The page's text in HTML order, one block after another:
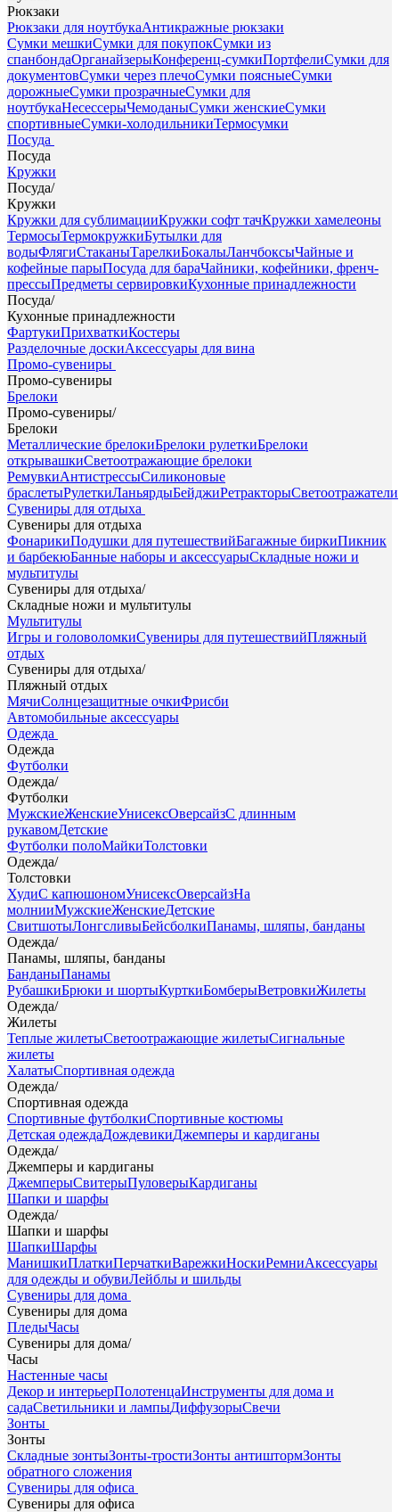
Рюкзаки
Рюкзаки для ноутбукаАнтикражные рюкзаки
Сумки мешкиСумки для покупокСумки из
спанбондаОрганайзерыКонференц-сумкиПортфелиСумки для
документовСумки через плечоСумки поясныеСумки
дорожныеСумки прозрачныеСумки для
ноутбукаНесессерыЧемоданыСумки женскиеСумки
спортивныеСумки-холодильникиТермосумки
Посуда
Посуда
Кружки
Посуда/
Кружки
Кружки для сублимацииКружки софт тачКружки хамелеоны
ТермосыТермокружкиБутылки для
водыФлягиСтаканыТарелкиБокалыЛанчбоксыЧайные и
кофейные парыПосуда для бараЧайники, кофейники, френч-
прессыПредметы сервировкиКухонные принадлежности
Посуда/
Кухонные принадлежности
ФартукиПрихваткиКостеры
Разделочные доскиАксессуары для вина
Промо-сувениры
Промо-сувениры
Брелоки
Промо-сувениры/
Брелоки
Металлические брелокиБрелоки рулеткиБрелоки
открывашкиСветоотражающие брелоки
РемувкиАнтистрессыСиликоновые
браслетыРулеткиЛаньярдыБейджиРетракторыСветоотражатели
Сувениры для отдыха
Сувениры для отдыха
ФонарикиПодушки для путешествийБагажные биркиПикник
и барбекюБанные наборы и аксессуарыСкладные ножи и
мультитулы
Сувениры для отдыха/
Складные ножи и мультитулы
Мультитулы
Игры и головоломкиСувениры для путешествийПляжный
отдых
Сувениры для отдыха/
Пляжный отдых
МячиСолнцезащитные очкиФрисби
Автомобильные аксессуары
Одежда
Одежда
Футболки
Одежда/
Футболки
МужскиеЖенскиеУнисексОверсайзС длинным
рукавомДетские
Футболки полоМайкиТолстовки
Одежда/
Толстовки
ХудиС капюшономУнисексОверсайзНа
молнииМужскиеЖенскиеДетские
СвитшотыЛонгсливыБейсболкиПанамы, шляпы, банданы
Одежда/
Панамы, шляпы, банданы
БанданыПанамы
РубашкиБрюки и шортыКурткиБомберыВетровкиЖилеты
Одежда/
Жилеты
Теплые жилетыСветоотражающие жилетыСигнальные
жилеты
ХалатыСпортивная одежда
Одежда/
Спортивная одежда
Спортивные футболкиСпортивные костюмы
Детская одеждаДождевикиДжемперы и кардиганы
Одежда/
Джемперы и кардиганы
ДжемперыСвитерыПуловерыКардиганы
Шапки и шарфы
Одежда/
Шапки и шарфы
ШапкиШарфы
МанишкиПлаткиПерчаткиВарежкиНоскиРемниАксессуары
для одежды и обувиЛейблы и шильды
Сувениры для дома
Сувениры для дома
ПледыЧасы
Сувениры для дома/
Часы
Настенные часы
Декор и интерьерПолотенцаИнструменты для дома и
садаСветильники и лампыДиффузорыСвечи
Зонты
Зонты
Складные зонтыЗонты-тростиЗонты антиштормЗонты
обратного сложения
Сувениры для офиса
Сувениры для офиса